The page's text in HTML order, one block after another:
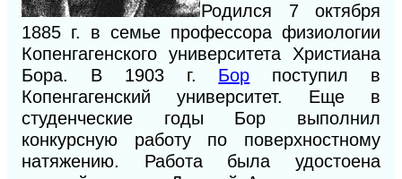
Родился 7 октября
1885 г. в семье профессора физиологии
Копенгагенского университета Христиана
Бора. В 1903 г. Бор поступил в
Копенгагенский университет. Еще в
студенческие годы Бор выполнил
конкурсную работу по поверхностному
натяжению. Работа была удостоена